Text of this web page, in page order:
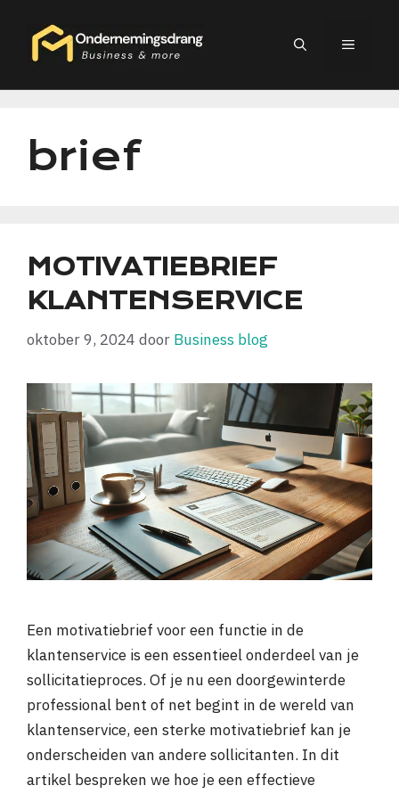
naar
inhoud
brief
MOTIVATIEBRIEF
KLANTENSERVICE
oktober 9, 2024 door Business blog
Een motivatiebrief voor een functie in de
klantenservice is een essentieel onderdeel van je
sollicitatieproces. Of je nu een doorgewinterde
professional bent of net begint in de wereld van
klantenservice, een sterke motivatiebrief kan je
onderscheiden van andere sollicitanten. In dit
artikel bespreken we hoe je een effectieve